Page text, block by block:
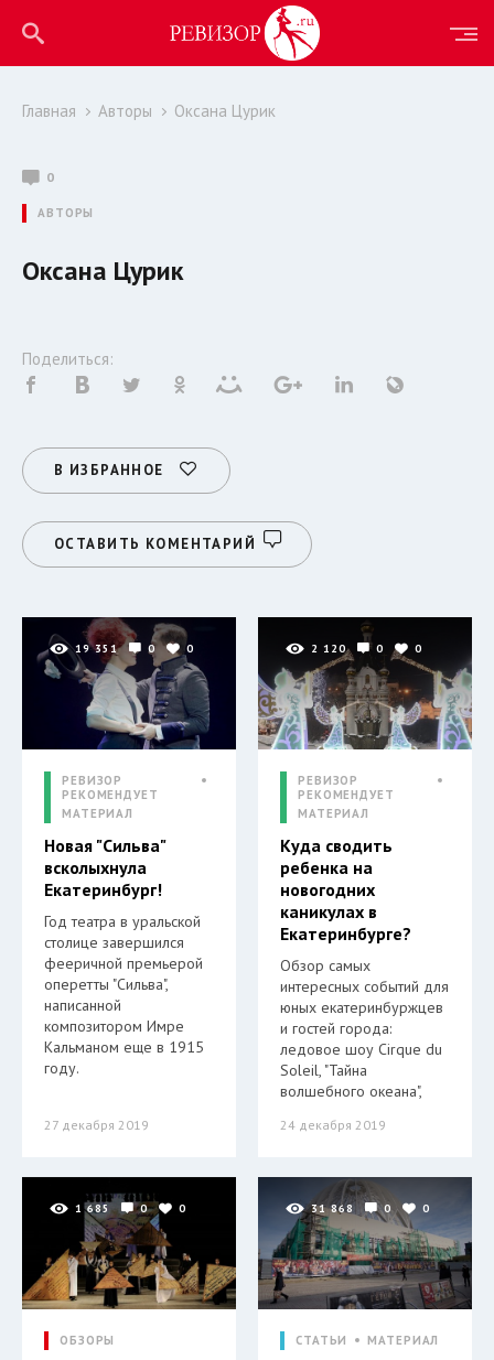
Главная Авторы Оксана Цурик
0
АВТОРЫ
Оксана Цурик
Поделиться:
В ИЗБРАННОЕ
ОСТАВИТЬ КОМЕНТАРИЙ
19 351 0 0
РЕВИЗОР
РЕКОМЕНДУЕТ
МАТЕРИАЛ
Новая "Сильва"
всколыхнула
Екатеринбург!
Год театра в уральской
столице завершился
фееричной премьерой
оперетты "Сильва",
написанной
композитором Имре
Кальманом еще в 1915
году.
27 декабря 2019
2 120 0 0
РЕВИЗОР
РЕКОМЕНДУЕТ
МАТЕРИАЛ
Куда сводить
ребенка на
новогодних
каникулах в
Екатеринбурге?
Обзор самых
интересных событий для
юных екатеринбуржцев
и гостей города:
ледовое шоу Cirque du
Soleil, "Тайна
волшебного океана",
24 декабря 2019
1 685 0 0
ОБЗОРЫ
31 868 0 0
СТАТЬИ МАТЕРИАЛ